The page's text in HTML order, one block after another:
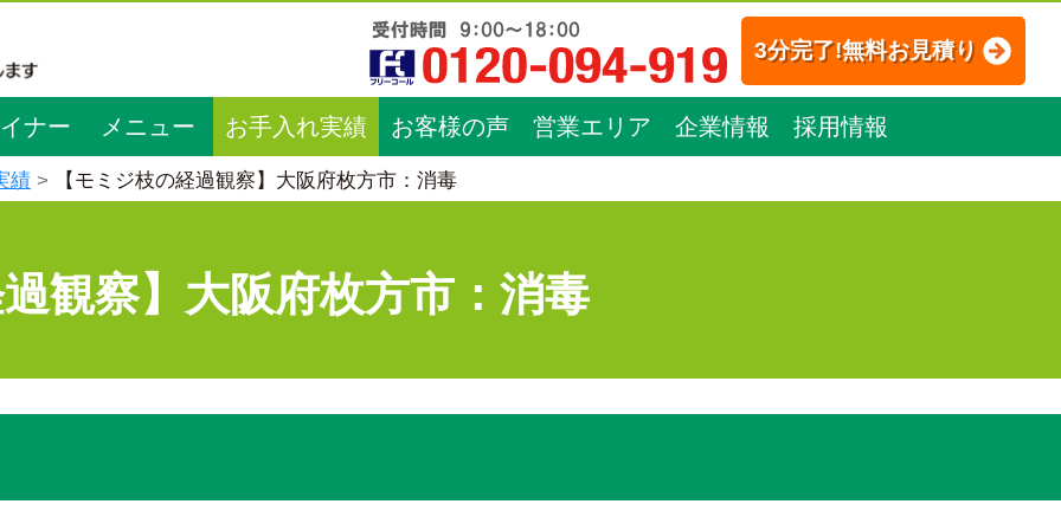
3分完了!無料お見積り
ナー メニュー お手入れ実績 お客様の声 営業エリア 企業情報 採用情報
績 【モミジ枝の経過観察】大阪府枚方市：消毒
観察】大阪府枚方市：消毒